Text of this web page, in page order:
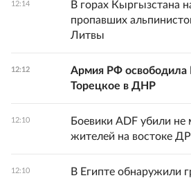
12:14
В горах Кыргызстана
пропавших
Литвы
12:12
Армия РФ освободила
Торецкое в ДНР
12:10
Боевики ADF убили
жителей на востоке
12:10
В Египте обнаружили